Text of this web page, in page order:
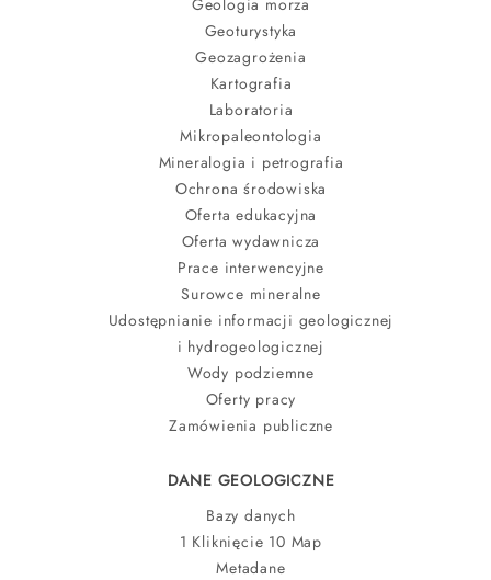
Geoturystyka
Geozagrożenia
Kartografia
Laboratoria
Mikropaleontologia
Mineralogia i petrografia
Ochrona środowiska
Oferta edukacyjna
Oferta wydawnicza
Prace interwencyjne
Surowce mineralne
Udostępnianie informacji geologicznej
i hydrogeologicznej
Wody podziemne
Oferty pracy
Zamówienia publiczne
DANE GEOLOGICZNE
Bazy danych
1 Kliknięcie 10 Map
Metadane